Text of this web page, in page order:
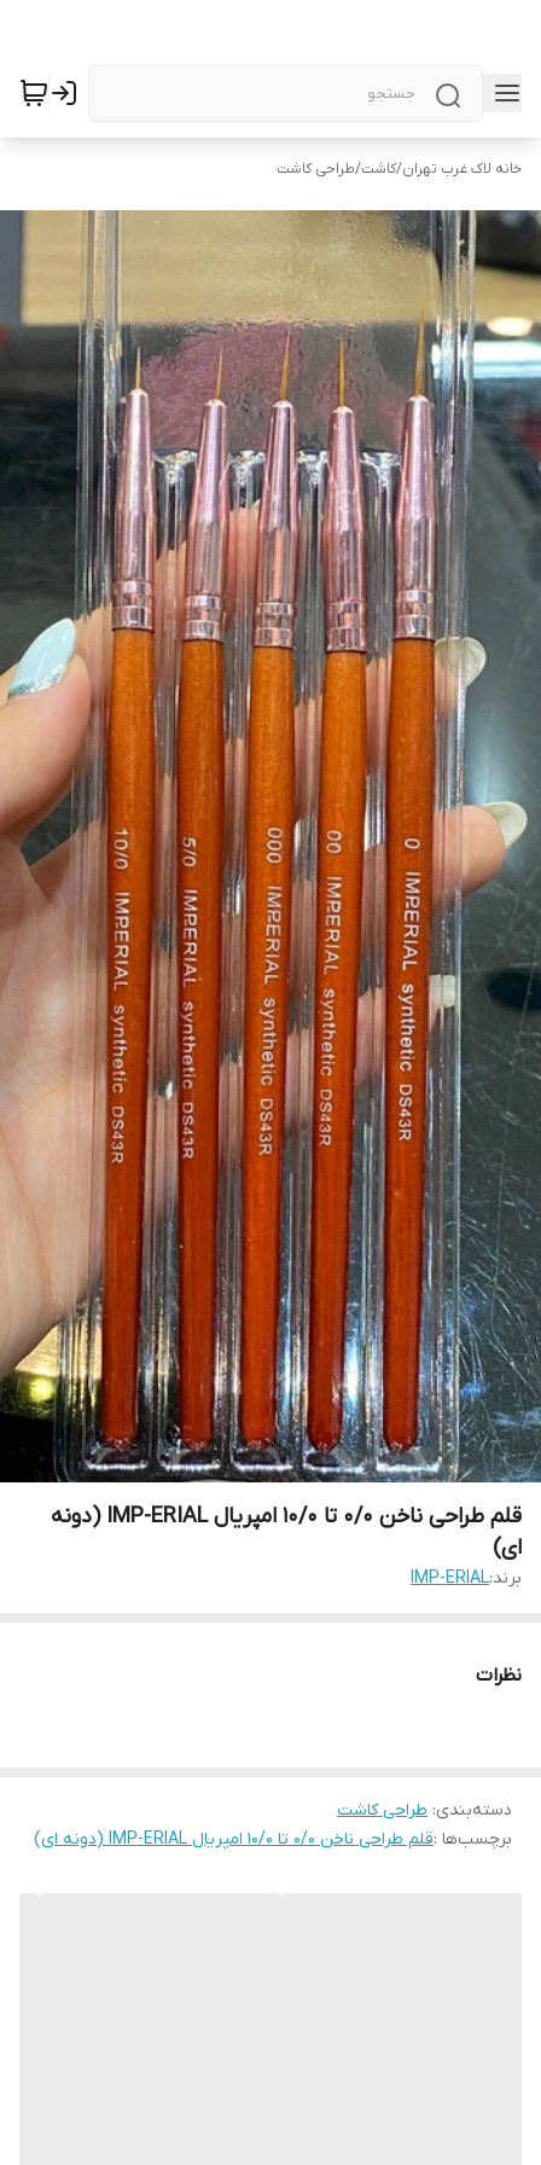
خانه لاک غرب تهران/کاشت/طراحی کاشت
قلم طراحی ناخن 0/0 تا 10/0 امپریال IMP-ERIAL (دونه
ای)
برند:IMP-ERIAL
نظرات
دسته‌بندی: طراحی کاشت
برچسب‌ها :قلم طراحی ناخن 0/0 تا 10/0 امپریال IMP-ERIAL (دونه ای)